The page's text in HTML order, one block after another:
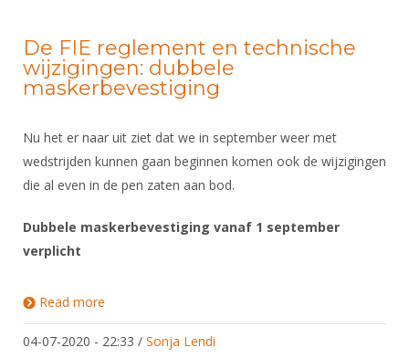
De FIE reglement en technische
wijzigingen: dubbele
maskerbevestiging
Nu het er naar uit ziet dat we in september weer met
wedstrijden kunnen gaan beginnen komen ook de wijzigingen
die al even in de pen zaten aan bod.
Dubbele maskerbevestiging vanaf 1 september
verplicht
Read more
04-07-2020 - 22:33 / Sonja Lendi